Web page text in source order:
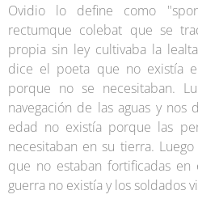
Ovidio lo define como
rectumque colebat que se
propia sin ley cultivaba la
dice el poeta que no existía
porque no se necesitaban.
navegación de las aguas y
edad no existía porque las
necesitaban en su tierra.
que no estaban fortificadas
guerra no existía y los soldados